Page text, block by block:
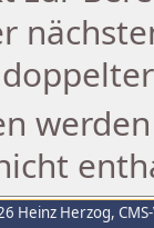
Heinz Herzog,